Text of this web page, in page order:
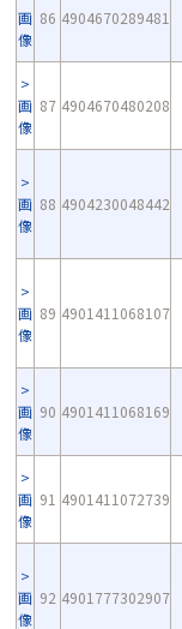
画
像
86 4904670289481
画
像
87 4904670480208
画
像
88 4904230048442
画
像
89 4901411068107
画
像
90 4901411068169
画
像
91 4901411072739
画
像
92 4901777302907